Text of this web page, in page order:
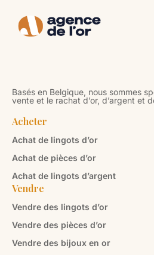
Basés en Belgique, nous sommes
vente et le rachat d’or, d’argent et
Acheter
Achat de lingots d’or
Achat de pièces d’or
Achat de lingots d’argent
Vendre
Vendre des lingots d’or
Vendre des pièces d’or
Vendre des bijoux en or